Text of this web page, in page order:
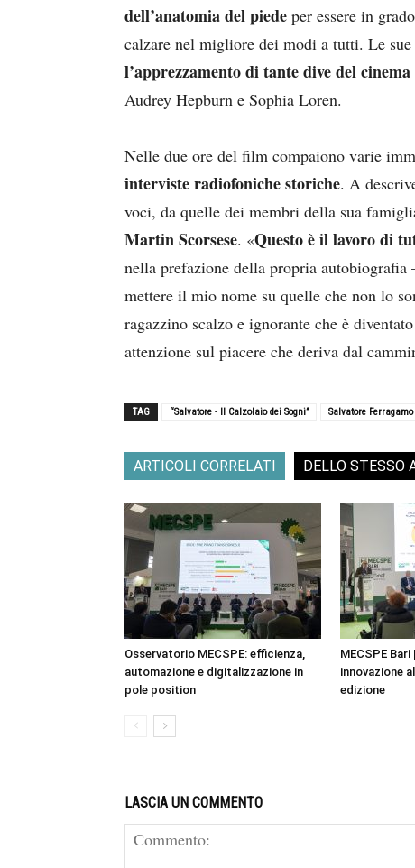
dell’anatomia del piede per essere in
calzare nel migliore dei modi a tutti. Le
l’apprezzamento di tante dive del cinema
Audrey Hepburn e Sophia Loren.
Nelle due ore del film compaiono varie
interviste radiofoniche storiche. A
voci, da quelle dei membri della sua
Martin Scorsese. «Questo è il lavoro di
nella prefazione della propria autobiografia
mettere il mio nome su quelle che non lo
ragazzino scalzo e ignorante che è
attenzione sul piacere che deriva dal
TAG “Salvatore - Il Calzolaio dei Sogni” Salvatore Ferragamo
ARTICOLI CORRELATI DELLO STESSO
Osservatorio MECSPE: efficienza,
automazione e digitalizzazione in
pole position
MECSPE
innovazione
edizione
LASCIA UN COMMENTO